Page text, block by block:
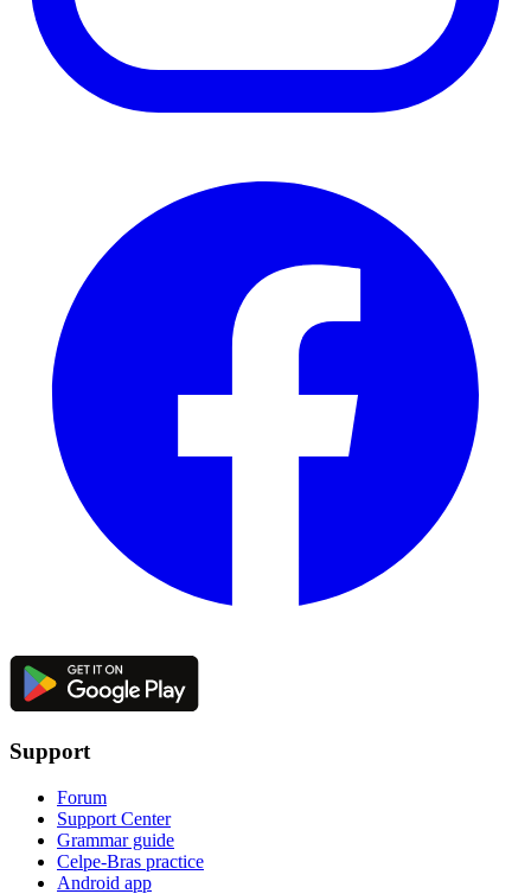
Support
Forum
Support Center
Grammar guide
Celpe-Bras practice
Android app